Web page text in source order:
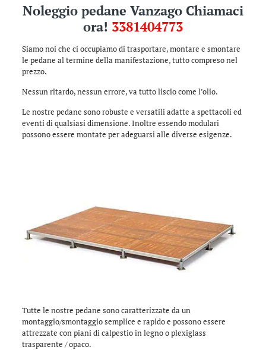
Noleggio pedane Vanzago Chiamaci
ora! 3381404773
Siamo noi che ci occupiamo di trasportare, montare e smontare
le pedane al termine della manifestazione, tutto compreso nel
prezzo.
Nessun ritardo, nessun errore, va tutto liscio come l’olio.
Le nostre pedane sono robuste e versatili adatte a spettacoli ed
eventi di qualsiasi dimensione. Inoltre essendo modulari
possono essere montate per adeguarsi alle diverse esigenze.
Tutte le nostre pedane sono caratterizzate da un
montaggio/smontaggio semplice e rapido e possono essere
attrezzate con piani di calpestio in legno o plexiglass
trasparente / opaco.